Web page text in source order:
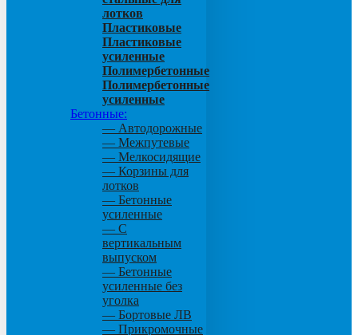
лотков
Пластиковые
Пластиковые
усиленные
Полимербетонные
Полимербетонные
усиленные
Бетонные:
— Автодорожные
— Межпутевые
— Мелкосидящие
— Корзины для
лотков
— Бетонные
усиленные
— С
вертикальным
выпуском
— Бетонные
усиленные без
уголка
— Бортовые ЛВ
— Прикромочные